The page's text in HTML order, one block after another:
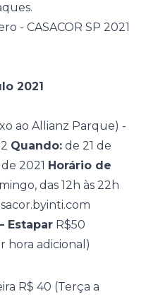
2021
ao Allianz Parque) -
Quando: de 21 de
2021 Horário de
das 12h às 22h
Estapar R$50
hora adicional)
R$ 40 (Terça a